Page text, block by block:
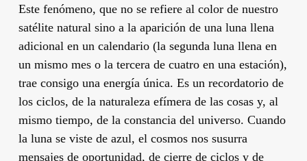
Este fenómeno, que no se refiere al color de nuestro
satélite natural sino a la aparición de una luna llena
adicional en un calendario (la segunda luna llena en
un mismo mes o la tercera de cuatro en una estación),
trae consigo una energía única. Es un recordatorio de
los ciclos, de la naturaleza efímera de las cosas y, al
mismo tiempo, de la constancia del universo. Cuando
la luna se viste de azul, el cosmos nos susurra
mensajes de oportunidad, de cierre de ciclos y de